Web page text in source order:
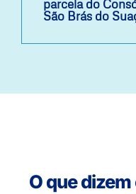
parcela do
São Brás do
O que